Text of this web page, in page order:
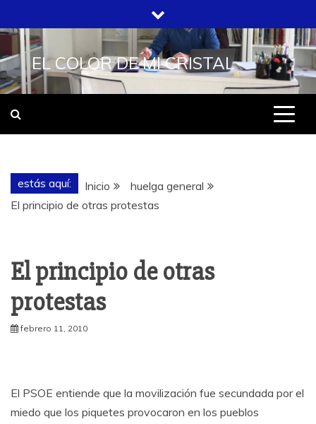
al
contenido
EL COLOR DE MI CRISTAL
estás aquí: Inicio
huelga general
El principio de otras protestas
El principio de otras
protestas
febrero 11, 2010
El PSOE entiende que la movilización fue secundada por el
miedo que los piquetes provocaron en los pueblos